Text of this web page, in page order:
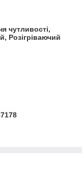
чутливості,
Розігріваючий